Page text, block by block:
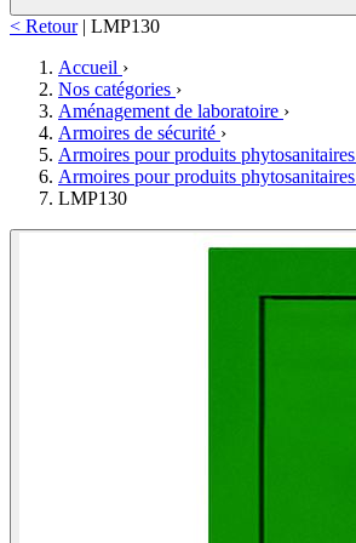
< Retour | LMP130
Accueil ›
Nos catégories ›
Aménagement de laboratoire ›
Armoires de sécurité ›
Armoires pour produits phytosanitaires
Armoires pour produits phytosanitaires
LMP130